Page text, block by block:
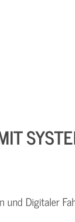
und Digitaler